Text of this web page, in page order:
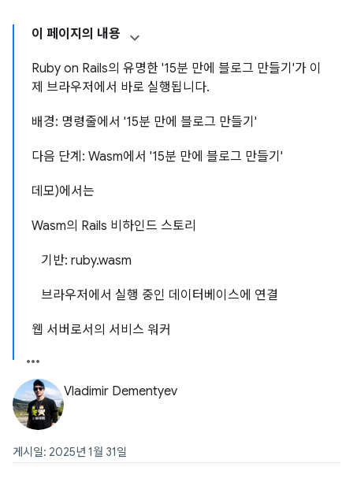
이 페이지의 내용
Ruby on Rails의 유명한 '15분 만에 블로그 만들기'가 이
제 브라우저에서 바로 실행됩니다.
배경: 명령줄에서 '15분 만에 블로그 만들기'
다음 단계: Wasm에서 '15분 만에 블로그 만들기'
데모)에서는
Wasm의 Rails 비하인드 스토리
기반: ruby.wasm
브라우저에서 실행 중인 데이터베이스에 연결
웹 서버로서의 서비스 워커
Vladimir Dementyev
게시일: 2025년 1월 31일